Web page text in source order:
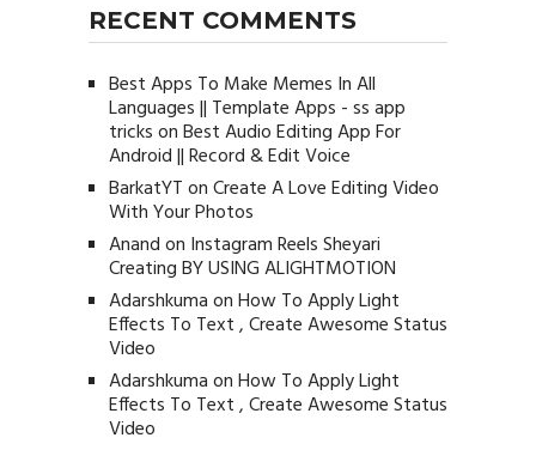
RECENT COMMENTS
Best Apps To Make Memes In All
Languages || Template Apps - ss app
tricksonBest Audio Editing App For
Android || Record & Edit Voice
BarkatYTonCreate A Love Editing Video
With Your Photos
Anandon Instagram Reels Sheyari
Creating BY USING ALIGHTMOTION
AdarshkumaonHow To Apply Light
Effects To Text , Create Awesome Status
Video
AdarshkumaonHow To Apply Light
Effects To Text , Create Awesome Status
Video